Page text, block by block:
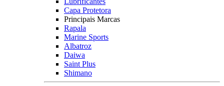
Capa Protetora
Principais Marcas
Rapala
Marine Sports
Albatroz
Daiwa
Saint Plus
Shimano